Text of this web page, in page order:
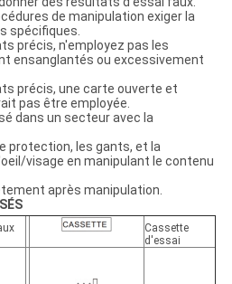
de manipulation exiger la
spécifiques.
précis, n'employez pas les
ensanglantés ou excessivement
précis, une carte ouverte et
pas être employée.
dans un secteur avec la
protection, les gants, et la
visage en manipulant le contenu
après manipulation.
Cassette
d'essai